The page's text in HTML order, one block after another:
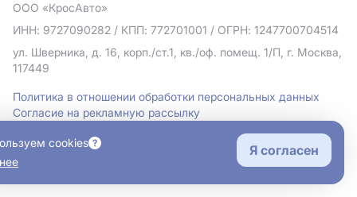
ООО «КросАвто»
ИНН: 9727090282 / КПП: 772701001 / ОГРН: 1247700704514
ул. Шверника, д. 16, корп./ст.1, кв./оф. помещ. 1/П, г. Москва,
117449
Политика в отношении обработки персональных данных
Согласие на рекламную рассылку
cookies
Я согласен